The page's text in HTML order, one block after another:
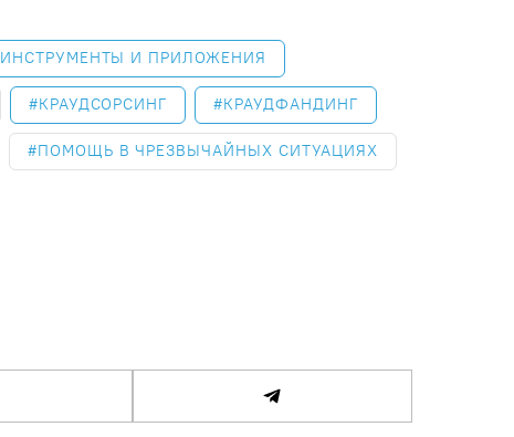
ИНСТРУМЕНТЫ И ПРИЛОЖЕНИЯ
КРАУДСОРСИНГ КРАУДФАНДИНГ
ПОМОЩЬ В ЧРЕЗВЫЧАЙНЫХ СИТУАЦИЯХ